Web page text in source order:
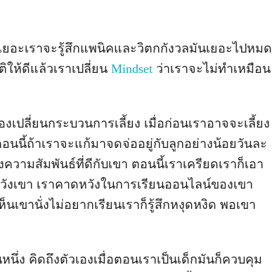
อะเราจะรู้สึกแพนิคและวิตกกังวลมันเยอะไปหมด
ให้ดีแล้วเราเปลี่ยน Mindset ว่าเราจะไม่ทำเหมือน
เปลี่ยนกระบวนการเลี้ยง เมื่อก่อนเราอาจจะเลี้ยง
นนี้ถ้าเราจะแก้มาจดจ่ออยู่กับลูกอย่างน้อยวันละ
ความสัมพันธ์ที่ดีกับเขา ตอนนี้เราเครียดเราก็เอา
เขา เราคาดหวังในการเรียนออนไลน์ของเขา
เขานั่งไม่อยากเรียนเราก็รู้สึกหงุดหงิด พอเขา
นึ่ง คิดถึงตัวเองเมื่อตอนเราเป็นเด็กมันก็ควบคุม